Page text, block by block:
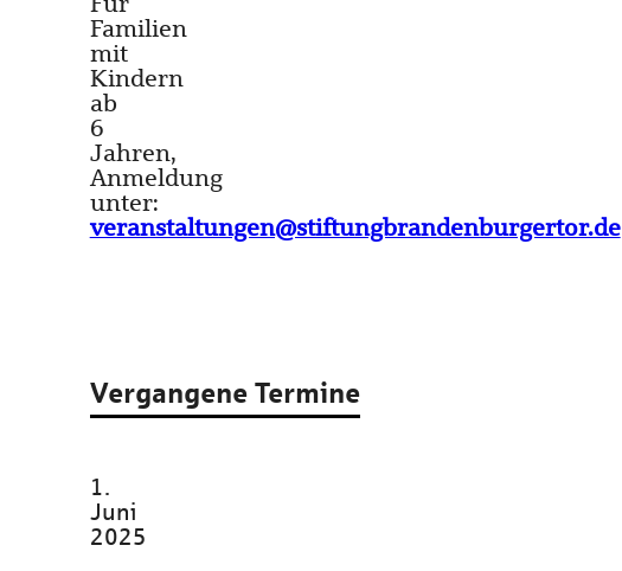
Familien
mit
Kindern
ab
6
Jahren,
Anmeldung
unter:
veranstaltungen@stiftungbrandenburgertor.de
Vergangene Termine
1.
Juni
2025